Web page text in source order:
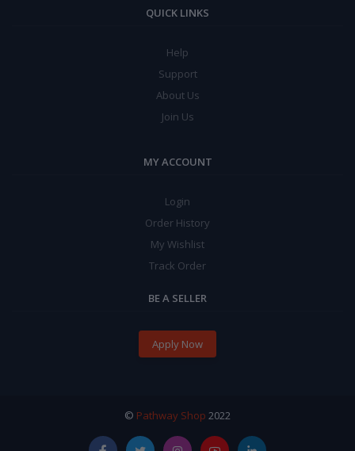
QUICK LINKS
Help
Support
About Us
Join Us
MY ACCOUNT
Login
Order History
My Wishlist
Track Order
BE A SELLER
Apply Now
© Pathway Shop 2022